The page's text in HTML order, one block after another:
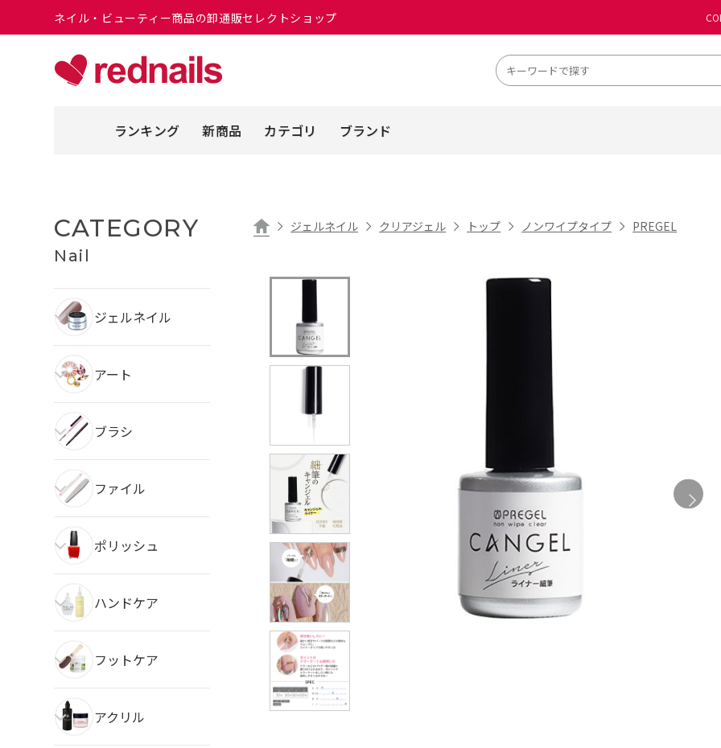
ネイル・ビューティー商品の卸通販セレクトショップ
ランキング 新商品 カテゴリ ブランド
CATEGORY
Nail
ジェルネイル
アート
ブラシ
ファイル
ポリッシュ
ハンドケア
フットケア
アクリル
ジェルネイル クリアジェル トップ ノンワイプタイプ PREGEL